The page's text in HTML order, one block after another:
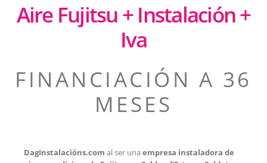
Aire Fujitsu + Instalación +
Iva
FINANCIACIÓN A 36
MESES
DagInstalacións.com al ser unaempresa instaladora de